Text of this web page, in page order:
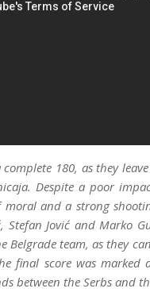
complete 180, as they
Despite a poor
moral and a strong
Stefan Jović and Marko
Belgrade team, as they
final score was marked
between the Serbs and